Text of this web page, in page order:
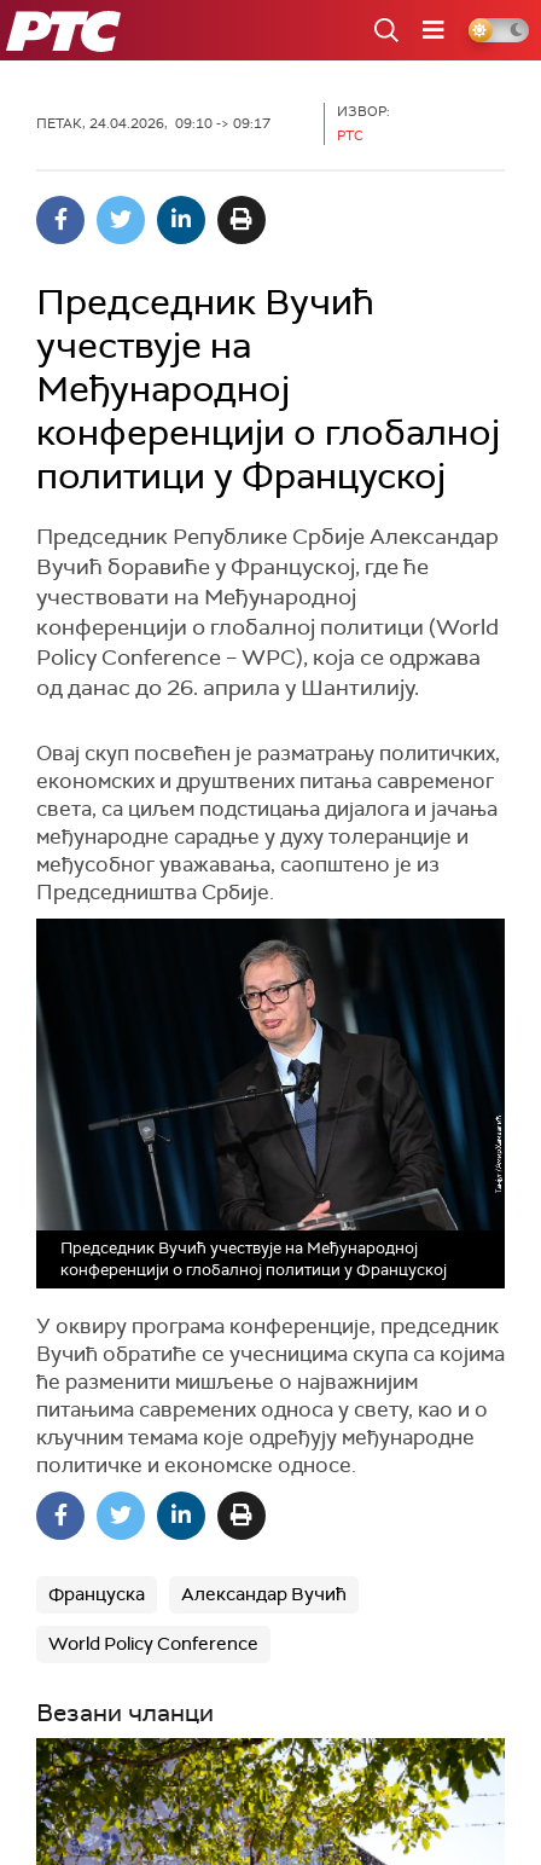
РТС
ПЕТАК, 24.04.2026, 09:10 -> 09:17
ИЗВОР:
РТС
Председник Вучић
учествује на
Mеђународној
конференцији о глобалној
политици у Француској
Председник Републике Србије Александар
Вучић боравиће у Француској, где ће
учествовати на Mеђународној
конференцији о глобалној политици (World
Policy Conference – WPC), која се одржава
од данас до 26. априла у Шантилију.
Овај скуп посвећен је разматрању политичких,
економских и друштвених питања савременог
света, са циљем подстицања дијалога и јачања
међународне сарадње у духу толеранције и
међусобног уважавања, саопштено је из
Председништва Србије.
Председник Вучић учествује на Mеђународној
конференцији о глобалној политици у Француској
У оквиру програма конференције, председник
Вучић обратиће се учесницима скупа са којима
ће разменити мишљење о најважнијим
питањима савремених односа у свету, као и о
кључним темама које одређују међународне
политичке и економске односе.
Француска Александар Вучић
World Policy Conference
Везани чланци